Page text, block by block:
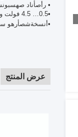
• ر أصأناد صهسبون
•0.5… 4.5 فولت و
•أنسخةشصأر هو س
عرض المنتج